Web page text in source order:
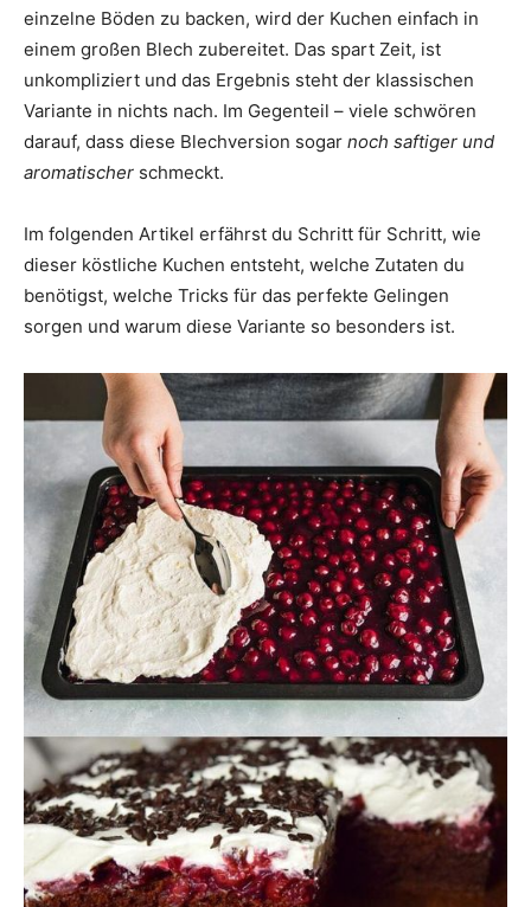
einzelne Böden zu backen, wird der Kuchen einfach in
einem großen Blech zubereitet. Das spart Zeit, ist
unkompliziert und das Ergebnis steht der klassischen
Variante in nichts nach. Im Gegenteil – viele schwören
darauf, dass diese Blechversion sogar noch saftiger und
aromatischer schmeckt.
Im folgenden Artikel erfährst du Schritt für Schritt, wie
dieser köstliche Kuchen entsteht, welche Zutaten du
benötigst, welche Tricks für das perfekte Gelingen
sorgen und warum diese Variante so besonders ist.